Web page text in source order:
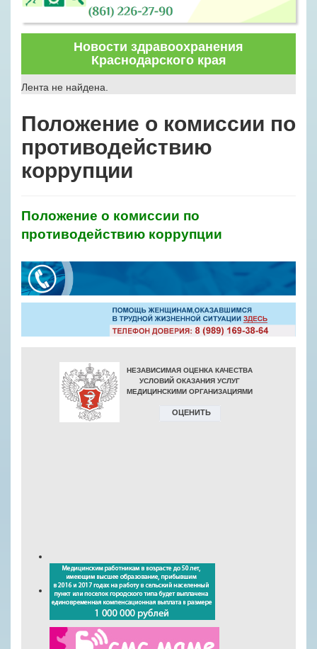
Новости здравоохранения
Краснодарского края
Лента не найдена.
Положение о комиссии по
противодействию
коррупции
Положение о комиссии по
противодействию коррупции